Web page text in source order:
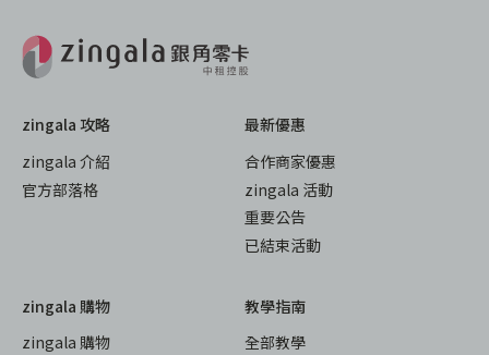
zingala 攻略
zingala 介紹
官方部落格
最新優惠
合作商家優惠
zingala 活動
重要公告
已結束活動
zingala 購物
zingala 購物
教學指南
全部教學